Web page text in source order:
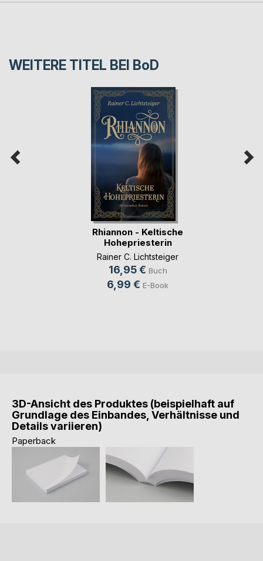
WEITERE TITEL BEI BoD
Rhiannon - Keltische
Hohepriesterin
Rainer C. Lichtsteiger
16,95 € Buch
6,99 € E-Book
3D-Ansicht des Produktes (beispielhaft auf
Grundlage des Einbandes, Verhältnisse und
Details variieren)
Paperback